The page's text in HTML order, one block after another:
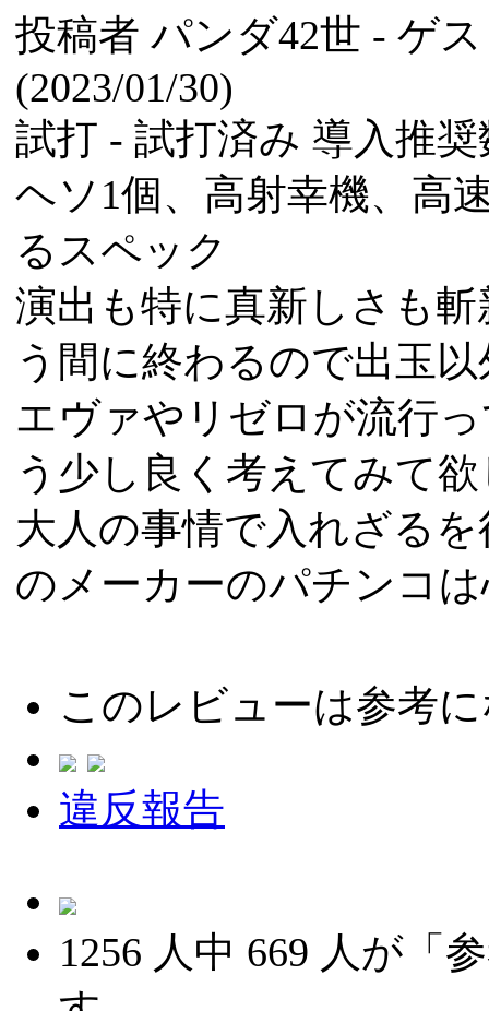
投稿者 パンダ42世 - ゲ
(2023/01/30)
試打 - 試打済み 導入推
ヘソ1個、高射幸機、高
るスペック
演出も特に真新しさも
う間に終わるので出玉
エヴァやリゼロが流行
う少し良く考えてみて
大人の事情で入れざる
のメーカーのパチンコ
このレビューは参考
違反報告
1256 人中 669 人が「